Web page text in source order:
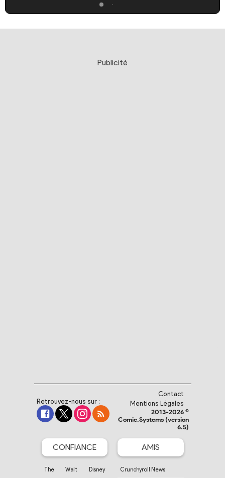
Publicité
Retrouvez-nous sur :
Contact
Mentions Légales
2013-2026 ©
Comic.Systems (version
6.5)
CONFIANCE
The Walt Disney
AMIS
Crunchyroll News